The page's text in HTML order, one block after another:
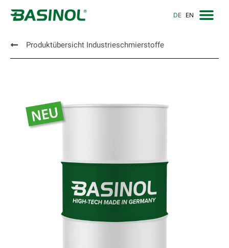
DE EN
Produktübersicht Industrieschmierstoffe